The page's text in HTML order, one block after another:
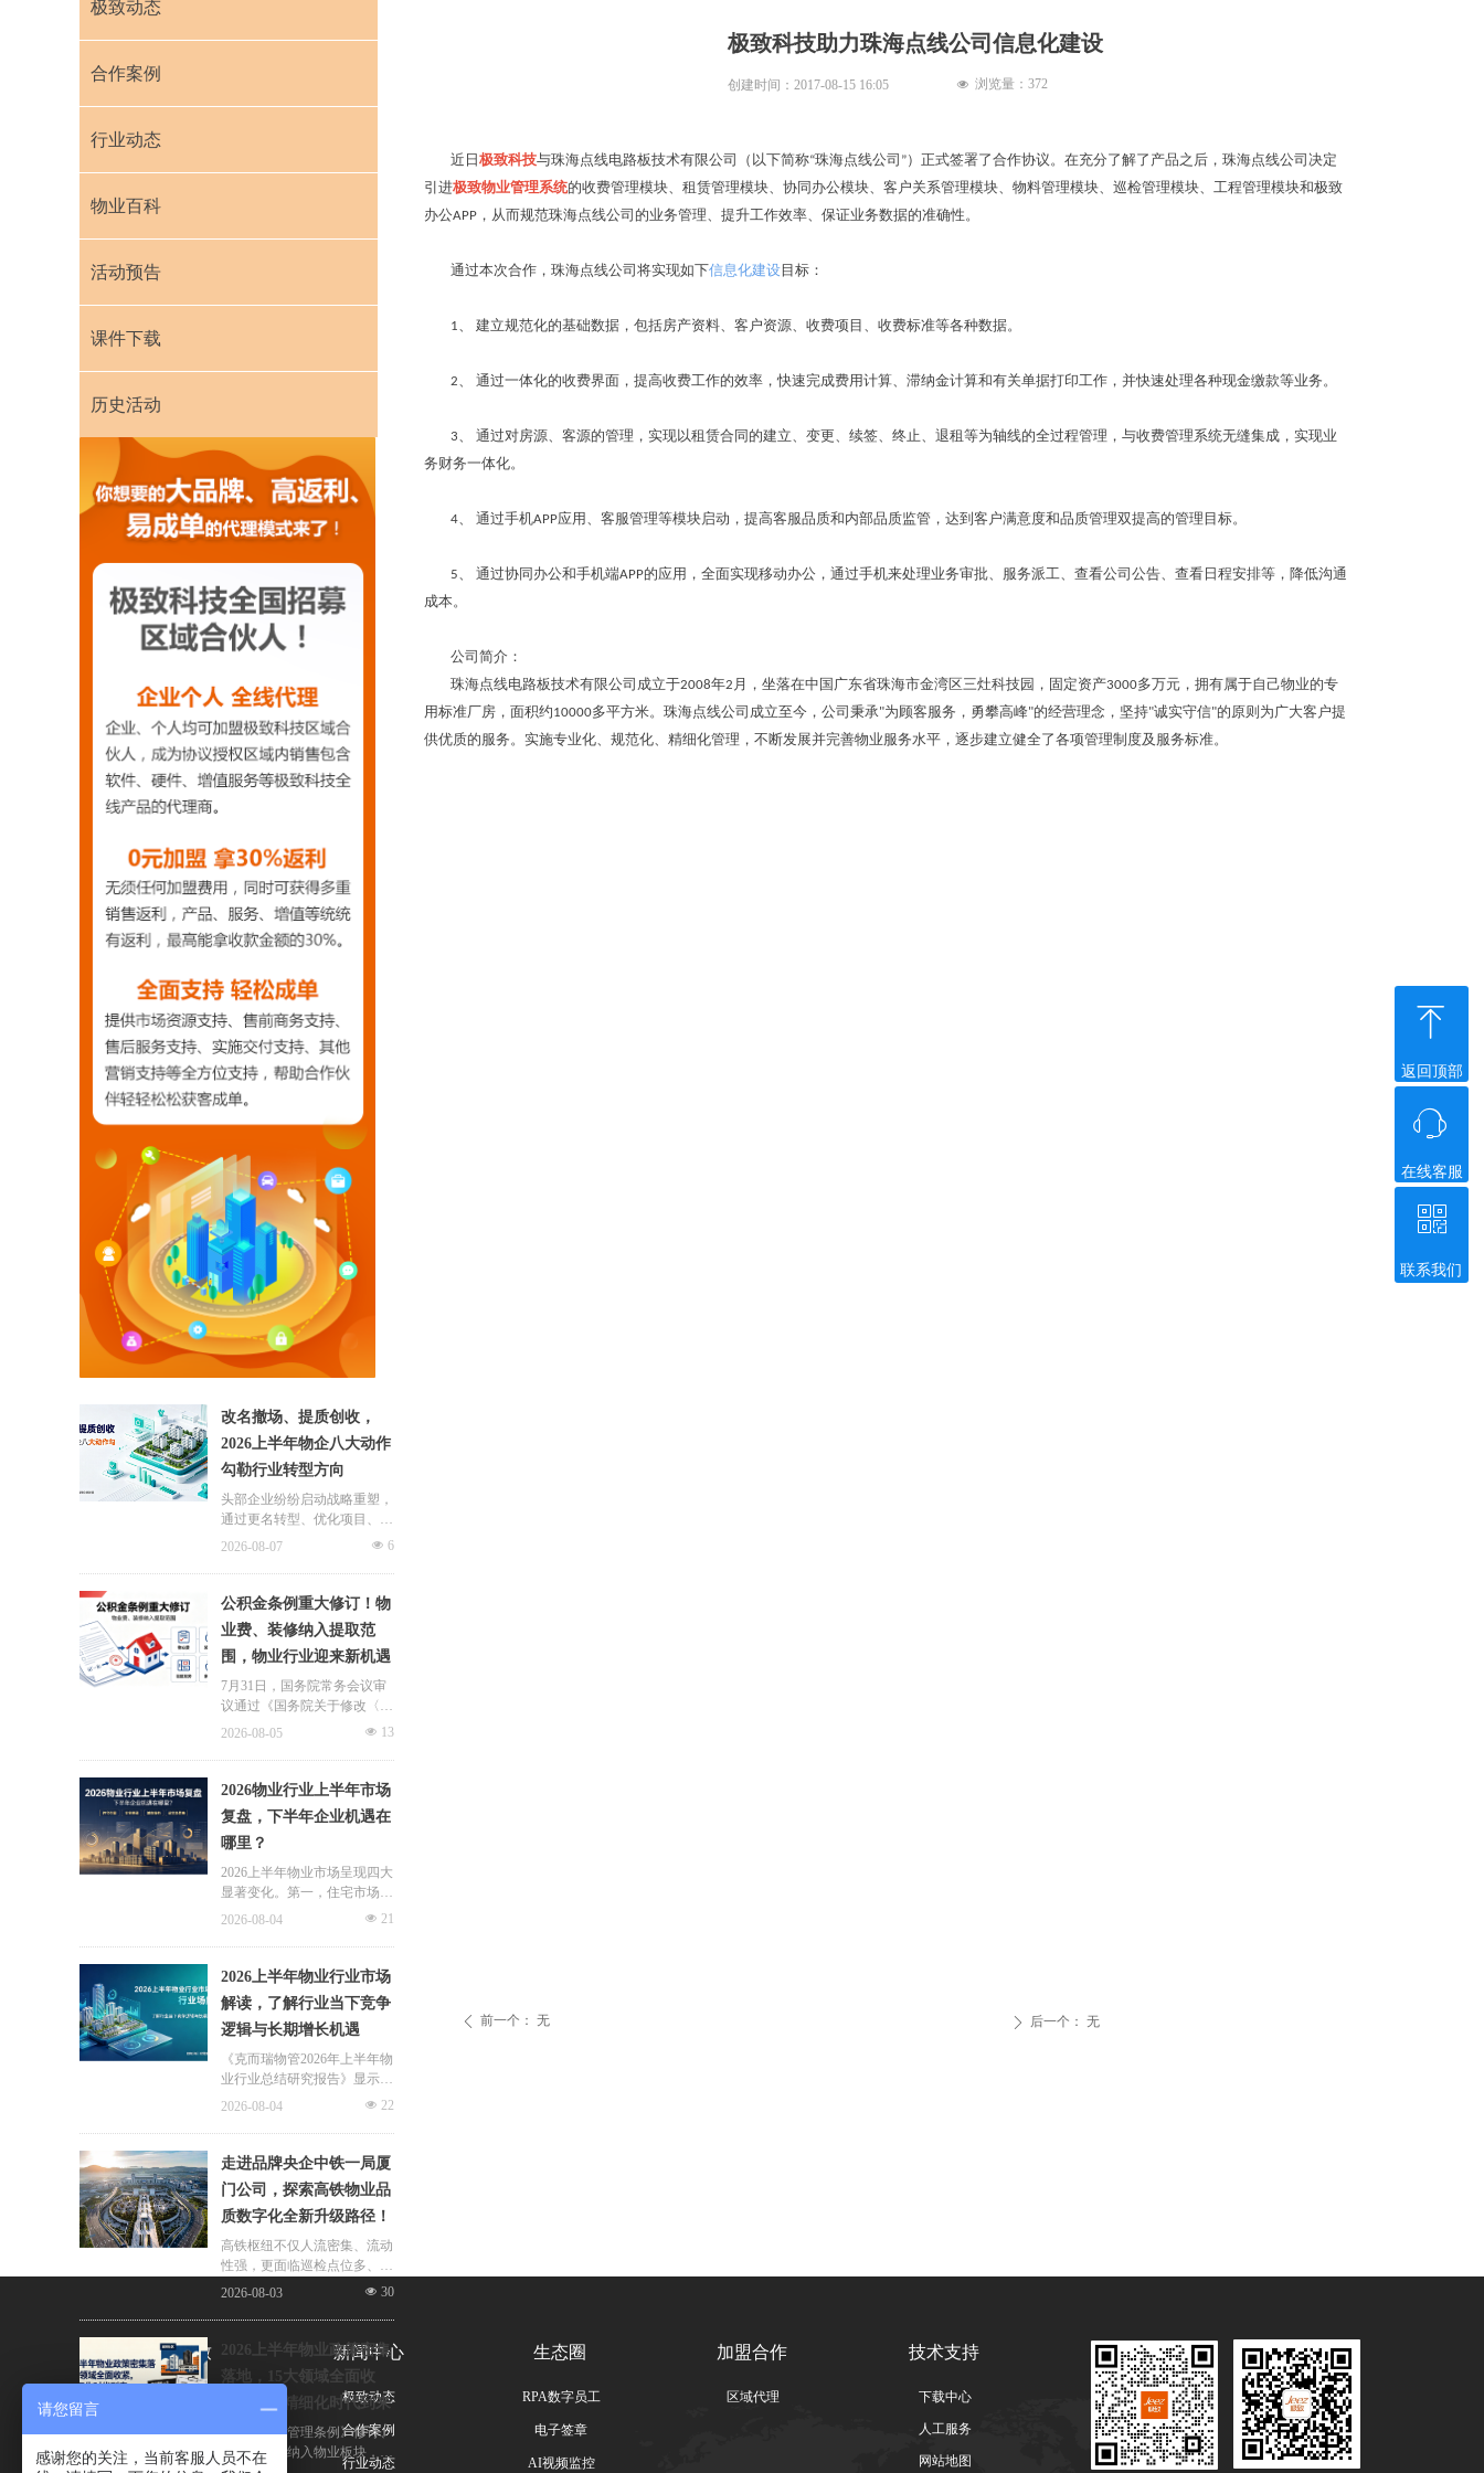
极致科技助力珠海点线公司信息化建设
近日 极致科技与珠海点线电路板技术有限公司（以下简称“珠海点线公司”）正式签署了合作协议。在充分了解了产品之后，珠海点线公司决定
引进极致物业管理系统的收费管理模块、租赁管理模块、协同办公模块、客户关系管理模块、物料管理模块、巡检管理模块、工程管理模块和极致
办公APP，从而规范珠海点线公司的业务管理、提升工作效率、保证业务数据的准确性。
通过本次合作，珠海点线公司将实现如下信息化建设目标：
1、 建立规范化的基础数据，包括房产资料、客户资源、收费项目、收费标准等各种数据。
2、 通过一体化的收费界面，提高收费工作的效率，快速完成费用计算、滞纳金计算和有关单据打印工作，并快速处理各种现金缴款等业务。
3、 通过对房源、客源的管理，实现以租赁合同的建立、变更、续签、终止、退租等为轴线的全过程管理，与收费管理系统无缝集成，实现业
务财务一体化。
4、 通过手机APP应用、客服管理等模块启动，提高客服品质和内部品质监管，达到客户满意度和品质管理双提高的管理目标。
5、 通过协同办公和手机端APP的应用，全面实现移动办公，通过手机来处理业务审批、服务派工、查看公司公告、查看日程安排等，降低沟通
成本。
公司简介：
珠海点线电路板技术有限公司成立于2008年2月，坐落在中国广东省珠海市金湾区三灶科技园，固定资产3000多万元，拥有属于自己物业的专
用标准厂房，面积约10000多平方米。珠海点线公司成立至今，公司秉承"为顾客服务，勇攀高峰"的经营理念，坚持"诚实守信"的原则为广大客户提
供优质的服务。实施专业化、规范化、精细化管理，不断发展并完善物业服务水平，逐步建立健全了各项管理制度及服务标准。
创建时间： 2017-08-15 16:05
ꄴ 前一个： 无 ꄲ 后一个： 无
极致动态
合作案例
行业动态
物业百科
活动预告
课件下载
历史活动
넶 浏览量： 372
【相关文章推荐】
改名撤场、提质创收，
2026上半年物企八大动作
勾勒行业转型方向
头部企业纷纷启动战略重塑，
通过更名转型、优化项目、升
级服务、挖掘增值收入等多重
一系列经营动作，也为行业下
半年发展指明方向。
넶 6
2026-08-07
公积金条例重大修订！物
业费、装修纳入提取范
围，物业行业迎来新机遇
7月31日，国务院常务会议审
议通过《国务院关于修改〈住
房公积金管理条例〉的决定
景迎来历史性扩容。提取情形
由原有6种拓展至9种，新增装
修自住住房、支付自住住房物
业费两大民生场景，同时设置
兜底条款支持其他合规住房消
费。这项顶层政策调整，不仅
惠及亿万缴存职工，也将深度
业。
넶 13
2026-08-05
2026物业行业上半年市场
复盘，下半年企业机遇在
哪里？
2026上半年物业市场呈现四大
显著变化。第一，住宅市场全
面进入存量化周期，老旧小区
零散老旧小区运营成本高、单
独经营难以盈利，连片整合、
片区化托管成为主流模式，政
企协同搭建长效运营机制，依
托社区增值服务反哺基础物业
服务，形成可持续经营闭环。
넶 21
2026-08-04
2026上半年物业行业市场
解读，了解行业当下竞争
逻辑与长期增长机遇
《克而瑞物管2026年上半年物
业行业总结研究报告》显示，
新房交付规模持续收缩，存量
最大课题。以上海为标杆，全
国超16座城市落地团购物业、
连片治理、政企协同新模式，
破解小区体量小、收费低、运
营亏损、无人接管难题。
넶 22
2026-08-04
走进品牌央企中铁一局厦
门公司，探索高铁物业品
质数字化全新升级路径！
高铁枢纽不仅人流密集、流动
性强，更面临巡检点位多、频
次高、覆盖广、标准严等多重
厦门公司的实际运营情况，为
其打造适配高铁业务场景的数
字化品质运营方案：通过搭建
标准库量化作业细则，按需动
态调整春运、节假日等特殊时
段的巡检需求，依托照片墙留
存巡检实景，杜绝作弊、敷衍
巡检；借助任务日历直观了解
넶 30
2026-08-03
2026上半年物业政策密集
落地，15大领域全面收
紧，合规精细化时代到来
伴随《物业管理条例》修订、
十五五规划纳入物业板块，行
区域代理
极致动态
合作案例
行业动态
联系我们
关于极致 新闻中心 生态圈 加盟合作 技术支持
下载中心
人工服务
网站地图
RPA数字员工
电子签章
AI视频监控
在线客服
ꁱ
返回顶部
ꁸ
联系我们
ꀥ
微信二维码
请您留言
感谢您的关注，当前客服人员不在